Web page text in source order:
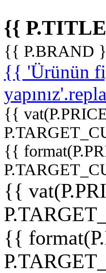
{{
{{ P.BRAND
{{ 'Ürünün
{{
{{
{{
{{